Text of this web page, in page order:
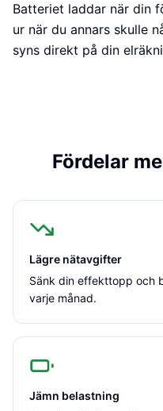
Batteriet laddar när din
ur när du annars skulle
syns direkt på din
Fördelar
Lägre nätavgifter
Sänk din effekttopp och
varje månad.
Jämn belastning